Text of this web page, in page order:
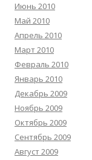
Июнь 2010
Май 2010
Апрель 2010
Март 2010
Февраль 2010
Январь 2010
Декабрь 2009
Ноябрь 2009
Октябрь 2009
Сентябрь 2009
Август 2009